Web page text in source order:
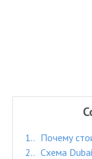
1.
Почему
2.
Схема